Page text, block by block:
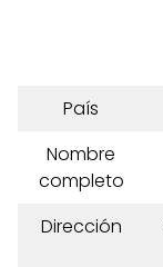
País
Nombre
completo
Dirección